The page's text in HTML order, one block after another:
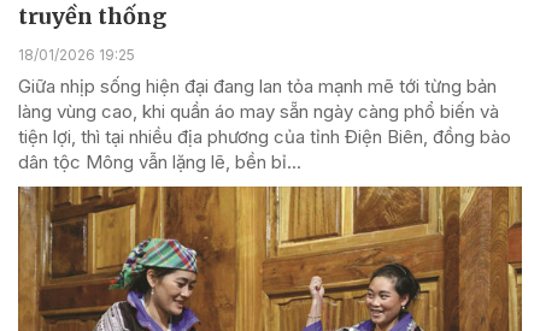
truyền thống
18/01/2026 19:25
Giữa nhịp sống hiện đại đang lan tỏa mạnh mẽ tới từng bản
làng vùng cao, khi quần áo may sẵn ngày càng phổ biến và
tiện lợi, thì tại nhiều địa phương của tỉnh Điện Biên, đồng bào
dân tộc Mông vẫn lặng lẽ, bền bỉ...